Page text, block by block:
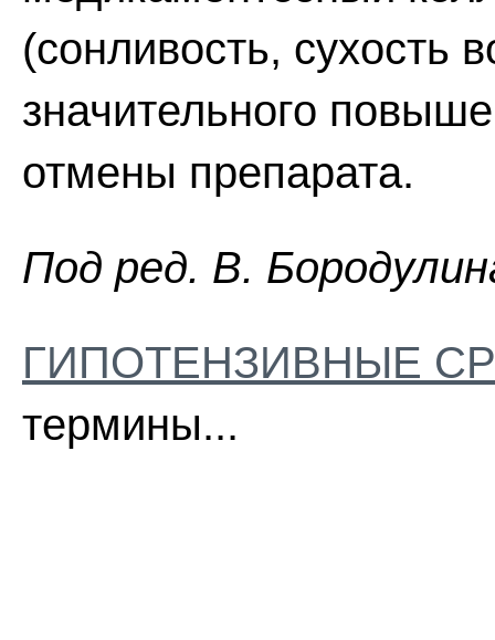
(сонливость, сухость
значительного
отмены препарата.
Пoд peд. B.
ГИПОТЕНЗИВНЫЕ
термины...